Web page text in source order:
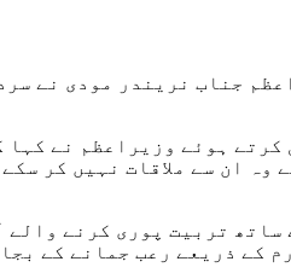
وزیراعظم جناب نریندر
کرتے ہوئے وزیراعظم نے
وہ ان سے ملاقات نہیں کر
ساتھ تربیت پوری کرنے
کے ذریعے رعب جمانے کے